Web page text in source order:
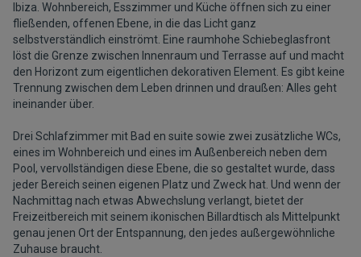
Ibiza. Wohnbereich, Esszimmer und Küche öffnen sich zu einer
fließenden, offenen Ebene, in die das Licht ganz
selbstverständlich einströmt. Eine raumhohe Schiebeglasfront
löst die Grenze zwischen Innenraum und Terrasse auf und macht
den Horizont zum eigentlichen dekorativen Element. Es gibt keine
Trennung zwischen dem Leben drinnen und draußen: Alles geht
ineinander über.
Drei Schlafzimmer mit Bad en suite sowie zwei zusätzliche WCs,
eines im Wohnbereich und eines im Außenbereich neben dem
Pool, vervollständigen diese Ebene, die so gestaltet wurde, dass
jeder Bereich seinen eigenen Platz und Zweck hat. Und wenn der
Nachmittag nach etwas Abwechslung verlangt, bietet der
Freizeitbereich mit seinem ikonischen Billardtisch als Mittelpunkt
genau jenen Ort der Entspannung, den jedes außergewöhnliche
Zuhause braucht.